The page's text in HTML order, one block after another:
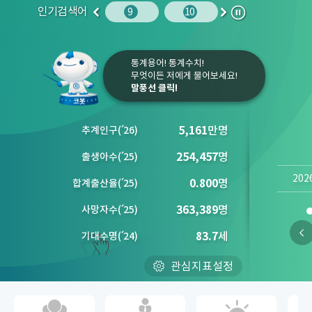
인기검색어
이
10 임금 9 10 1
다
정
통계용어! 통계수치!
무엇이든 저에게 물어보세요!
말풍선 클릭!
추계인구(´26) 5,161만명
출생아수(´25) 254,457명
합계출산율(´25) 0.800명
사망자수(´25) 363,389명
기대수명(´24) 83.7세
관심지표설정